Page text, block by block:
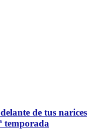
de tus narices
temporada